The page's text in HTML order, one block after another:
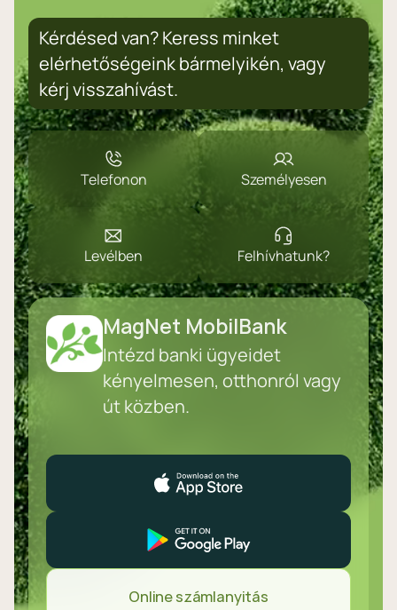
Kérdésed van? Keress minket
elérhetőségeink bármelyikén, vagy
kérj visszahívást.
Telefonon Személyesen
Levélben Felhívhatunk?
MagNet MobilBank
Intézd banki ügyeidet
kényelmesen, otthonról vagy
út közben.
Online számlanyitás